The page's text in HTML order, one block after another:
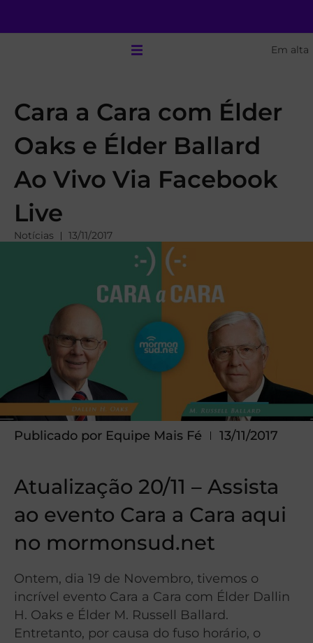
Em alta
Cara a Cara com Élder
Oaks e Élder Ballard
Ao Vivo Via Facebook
Live
Notícias 13/11/2017
Publicado por Equipe Mais Fé 13/11/2017
Atualização 20/11 – Assista
ao evento Cara a Cara aqui
no mormonsud.net
Ontem, dia 19 de Novembro, tivemos o
incrível evento Cara a Cara com Élder Dallin
H. Oaks e Élder M. Russell Ballard.
Entretanto, por causa do fuso horário, o